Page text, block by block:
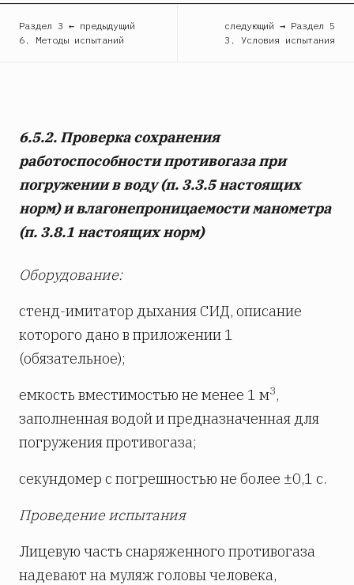
Раздел 3 ← предыдущий
6. Методы испытаний
следующий → Раздел 5
3. Условия испытания
6.5.2. Проверка сохранения
работоспособности противогаза при
погружении в воду (п. 3.3.5 настоящих
норм) и влагонепроницаемости манометра
(п. 3.8.1 настоящих норм)
Оборудование:
стенд-имитатор дыхания СИД, описание
которого дано в приложении 1
(обязательное);
емкость вместимостью не менее 1 м3,
заполненная водой и предназначенная для
погружения противогаза;
секундомер с погрешностью не более ±0,1 с.
Проведение испытания
Лицевую часть снаряженного противогаза
надевают на муляж головы человека,